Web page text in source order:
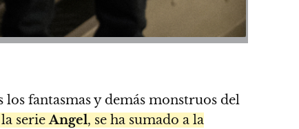
los fantasmas y demás monstruos del
la serieAngel, se ha sumado a la